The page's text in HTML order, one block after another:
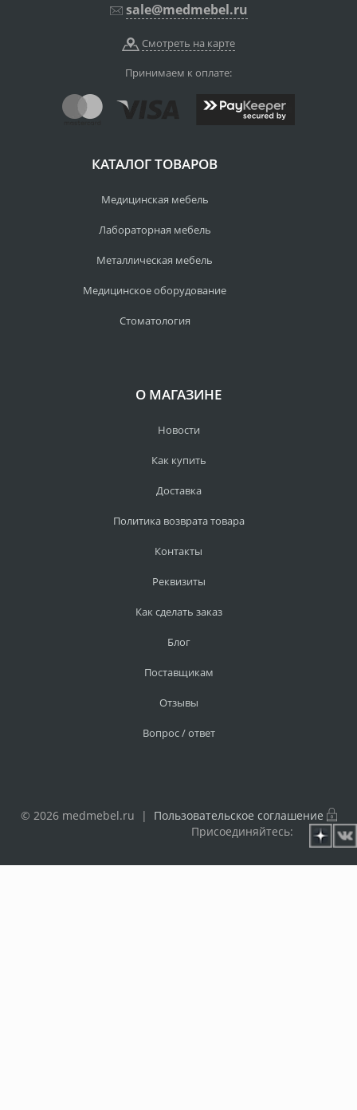
sale@medmebel.ru
Смотреть на карте
Принимаем к оплате:
КАТАЛОГ ТОВАРОВ
Медицинская мебель
Лабораторная мебель
Металлическая мебель
Медицинское оборудование
Стоматология
О МАГАЗИНЕ
Новости
Как купить
Доставка
Политика возврата товара
Контакты
Реквизиты
Как сделать заказ
Блог
Поставщикам
Отзывы
Вопрос / ответ
© 2026 medmebel.ru | Пользовательское соглашение
Присоединяйтесь: